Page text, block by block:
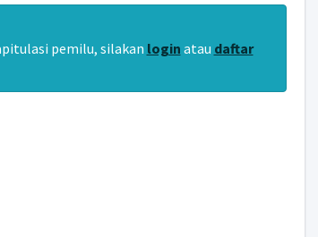
pemilu, silakan login atau daftar